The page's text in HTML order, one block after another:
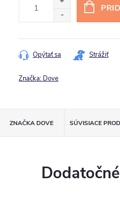
Opýtať sa Strážiť
Značka: Dove
ZNAČKA DOVE SÚVISIACE